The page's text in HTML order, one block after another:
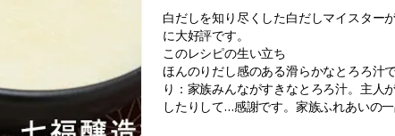
白だしを知り尽くした白だしマイスター
に大好評です。
このレシピの生い立ち
ほんのりだし感のある滑らかなとろろ汁
り：家族みんながすきなとろろ汁。主人
したりして…感謝です。家族ふれあいの